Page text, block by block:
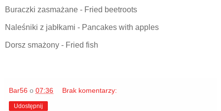
Buraczki zasmażane - Fried beetroots
Naleśniki z jabłkami - Pancakes with apples
Dorsz smażony - Fried fish
Bar56 o 07:36 Brak komentarzy:
Udostępnij